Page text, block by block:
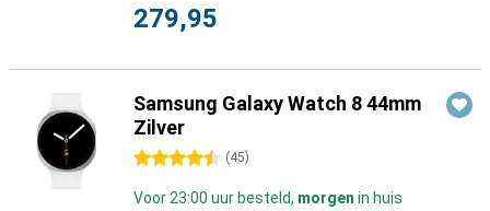
279,95
Samsung Galaxy Watch 8 44mm
Zilver
4.5 sterren (45)
Voor 23:00 uur besteld, morgen in huis